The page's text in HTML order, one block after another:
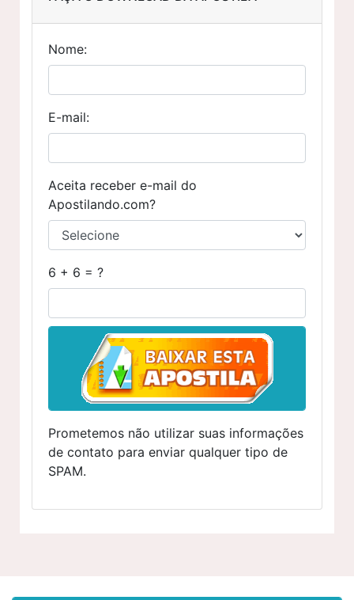
Nome:
E-mail:
Aceita receber e-mail do
Apostilando.com?
6 + 6 = ?
Prometemos não utilizar suas informações
de contato para enviar qualquer tipo de
SPAM.